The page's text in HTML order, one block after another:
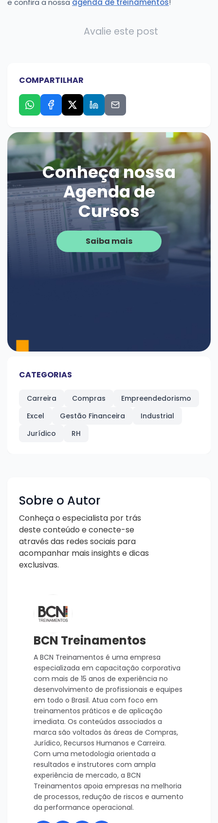
Avalie este post
COMPARTILHAR
Conheça nossa
Agenda de
Cursos
Saiba mais
CATEGORIAS
Carreira Compras
Empreendedorismo
Excel
Gestão Financeira
Industrial
Jurídico
RH
Sobre o Autor
Conheça o especialista por trás
deste conteúdo e conecte-se
através das redes sociais para
acompanhar mais insights e dicas
exclusivas.
BCN Treinamentos
A BCN Treinamentos é uma empresa
especializada em capacitação corporativa
com mais de 15 anos de experiência no
desenvolvimento de profissionais e equipes
em todo o Brasil. Atua com foco em
treinamentos práticos e de aplicação
imediata. Os conteúdos associados a
marca são voltados às áreas de Compras,
Jurídico, Recursos Humanos e Carreira.
Com uma metodologia orientada a
resultados e instrutores com ampla
experiência de mercado, a BCN
Treinamentos apoia empresas na melhoria
de processos, redução de riscos e aumento
da performance operacional.